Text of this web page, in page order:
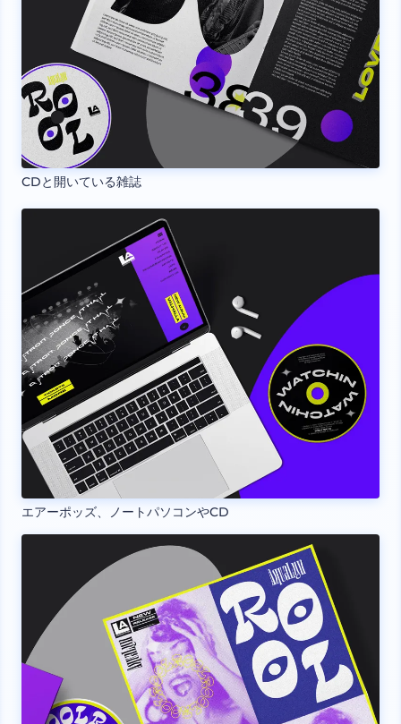
CDと開いている雑誌
エアーポッズ、ノートパソコンやCD